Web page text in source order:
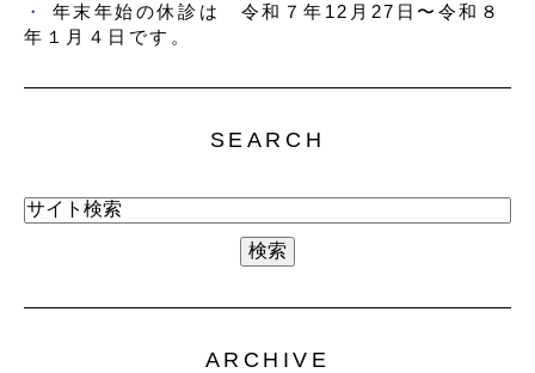
年末年始の休診は 令和７年12月27日〜令和８
年１月４日です。
SEARCH
ARCHIVE